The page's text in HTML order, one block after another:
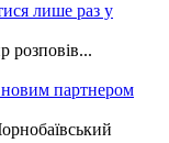
лише раз у
розповів...
новим партнером